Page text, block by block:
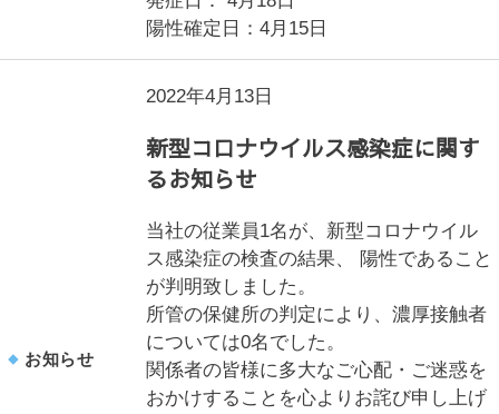
陽性確定日：4月15日
お知らせ
2022年4月13日
新型コロナウイルス感染症に関す
るお知らせ
当社の従業員1名が、新型コロナウイル
ス感染症の検査の結果、 陽性であること
が判明致しました。
所管の保健所の判定により、濃厚接触者
については0名でした。
関係者の皆様に多大なご心配・ご迷惑を
おかけすることを心よりお詫び申し上げ